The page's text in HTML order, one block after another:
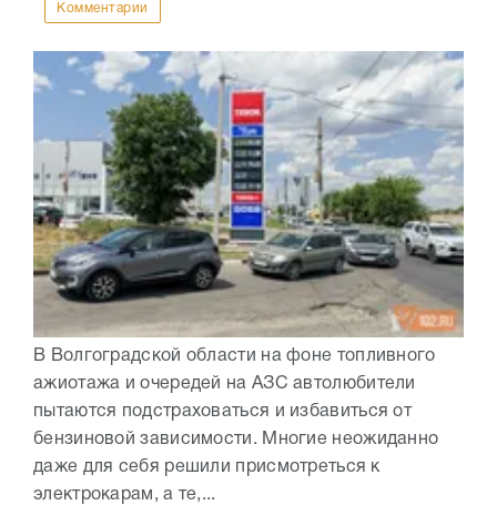
Комментарии
В Волгоградской области на фоне топливного
ажиотажа и очередей на АЗС автолюбители
пытаются подстраховаться и избавиться от
бензиновой зависимости. Многие неожиданно
даже для себя решили присмотреться к
электрокарам, а те,...